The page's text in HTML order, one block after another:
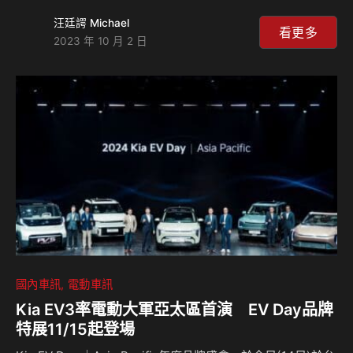
容量亦達到同級最大的485公升，行李廂底板下還具備可容納
兩個小登機廂的大型隱藏置物空間，若將後座6/4分離式椅背
為全車系均標配TSS系統，雖未達到Level 2輔助自駕，但少
不了超好用的ACC主動定速定距巡航系統與車道偏離輔助功
汪廷諤 Michael
2023 年 10 月 2 日
看更多
國內車訊 電動車訊
Kia EV3率電動大軍亞太區首演 EV Day品牌
特展11/15起登場